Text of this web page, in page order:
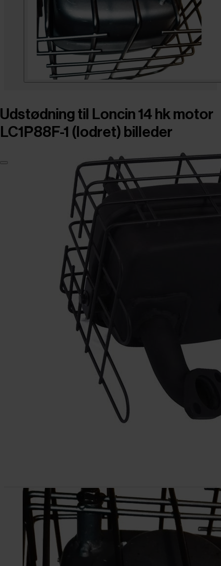
Udstødning til Loncin 14 hk motor
LC1P88F-1 (lodret) billeder